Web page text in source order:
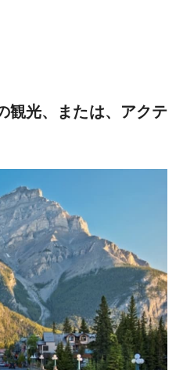
光、または、アクテ